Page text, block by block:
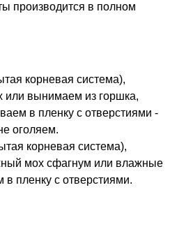
производится в полном
корневая система),
или вынимаем из горшка,
в пленку с отверстиями -
оголяем.
корневая система),
мох сфагнум или влажные
пленку с отверстиями.